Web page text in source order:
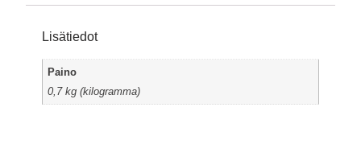
Lisätiedot
Paino
0,7 kg (kilogramma)